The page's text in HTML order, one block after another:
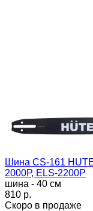
Шина CS-161
2000Р, ELS-2200Р
шина - 40 см
810 p.
Скоро в продаже